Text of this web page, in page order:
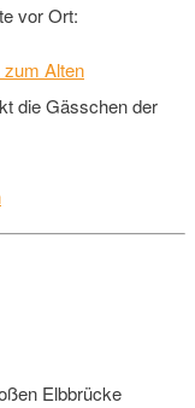
vor Ort:
zum Alten
die Gässchen der
Elbbrücke